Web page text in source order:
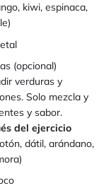
kiwi, espinaca,
(opcional)
verduras y
Solo mezcla y
y sabor.
del ejercicio
dátil, arándano,